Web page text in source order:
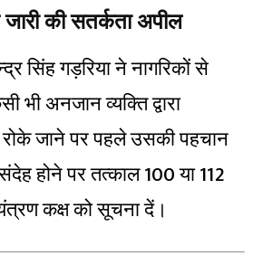
की सतर्कता अपील
सिंह गड़रिया ने नागरिकों से
भी अनजान व्यक्ति द्वारा
रोके जाने पर पहले उसकी पहचान
होने पर तत्काल 100 या 112
कक्ष को सूचना दें।